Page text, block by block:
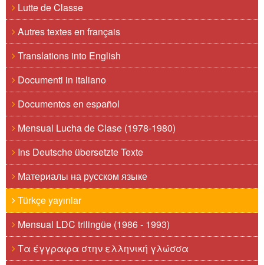
Lutte de Classe
Autres textes en français
Translations into English
Documenti in italiano
Documentos en español
Mensual Lucha de Clase (1978-1980)
Ins Deutsche übersetzte Texte
Материалы на русском языке
Türkçe yayınlar
Mensual LDC trilingüe (1986 - 1993)
Τα έγγραφα στην ελληνική γλώσσα